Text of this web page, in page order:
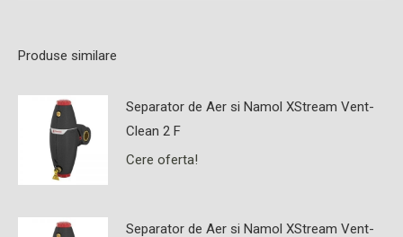
Produse similare
Separator de Aer si Namol XStream Vent-
Clean 2 F
Cere oferta!
Separator de Aer si Namol XStream Vent-